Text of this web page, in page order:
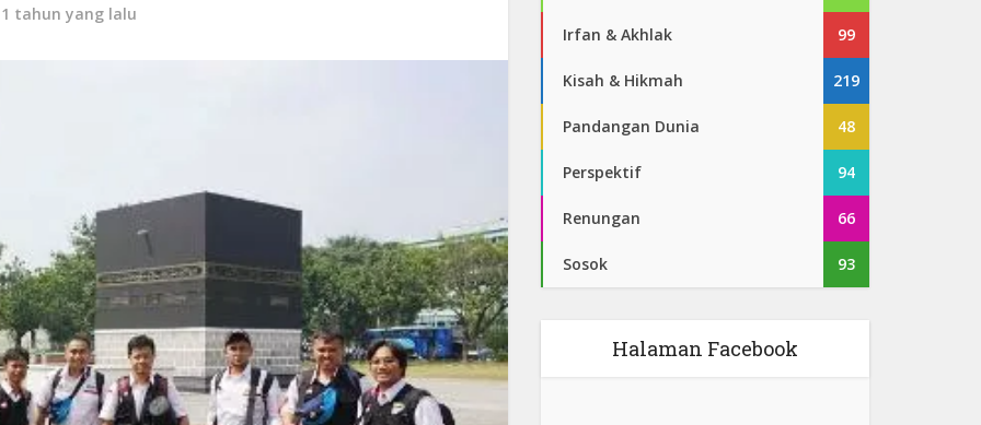
tahun yang lalu
Irfan & Akhlak 99
Kisah & Hikmah 219
Pandangan Dunia 48
Perspektif 94
Renungan 66
Sosok 93
Halaman Facebook